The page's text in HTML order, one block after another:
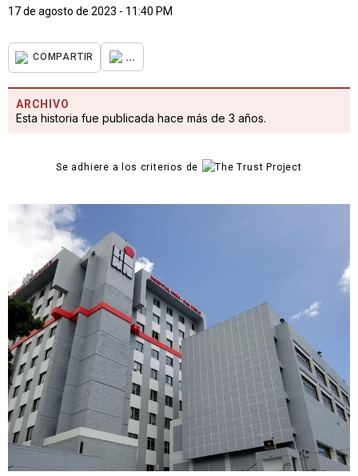
17 de agosto de 2023 - 11:40 PM
COMPARTIR ...
ARCHIVO
Esta historia fue publicada hace más de 3 años.
Se adhiere a los criterios de